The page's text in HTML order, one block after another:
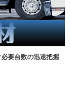
要台数の迅速把握